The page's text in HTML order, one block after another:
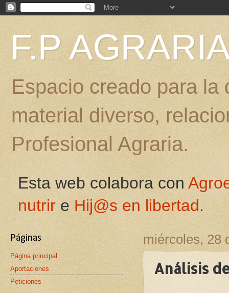
F.P
Espacio creado para
material diverso,
Profesional Agraria.
Esta web colabora con
nutrir e Hij@s en libertad.
miércoles, 28
Análisis
Páginas
Página principal
Aportaciones
Peticiones